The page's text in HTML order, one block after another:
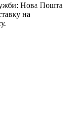
Нова Пошта
на